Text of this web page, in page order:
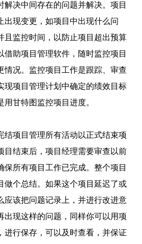
解决中间存在的问题并解决。项目
出现变更，如项目中出现什么问
且监控时间，以防止项目超出预算
借助项目管理软件，随时监控项目
情况。监控项目工作是跟踪、审查
现项目管理计划中确定的绩效目标
甘特图监控项目进度。
结项目管理所有活动以正式结束项
目结束后，项目经理需要审查以前
保所有项目工作已完成。整个项目
做个总结。如果这个项目延迟了或
应该把问题记录上，并进行改进意
出现这样的问题，同样你可以用项
进行保存，可以及时查看，并保证